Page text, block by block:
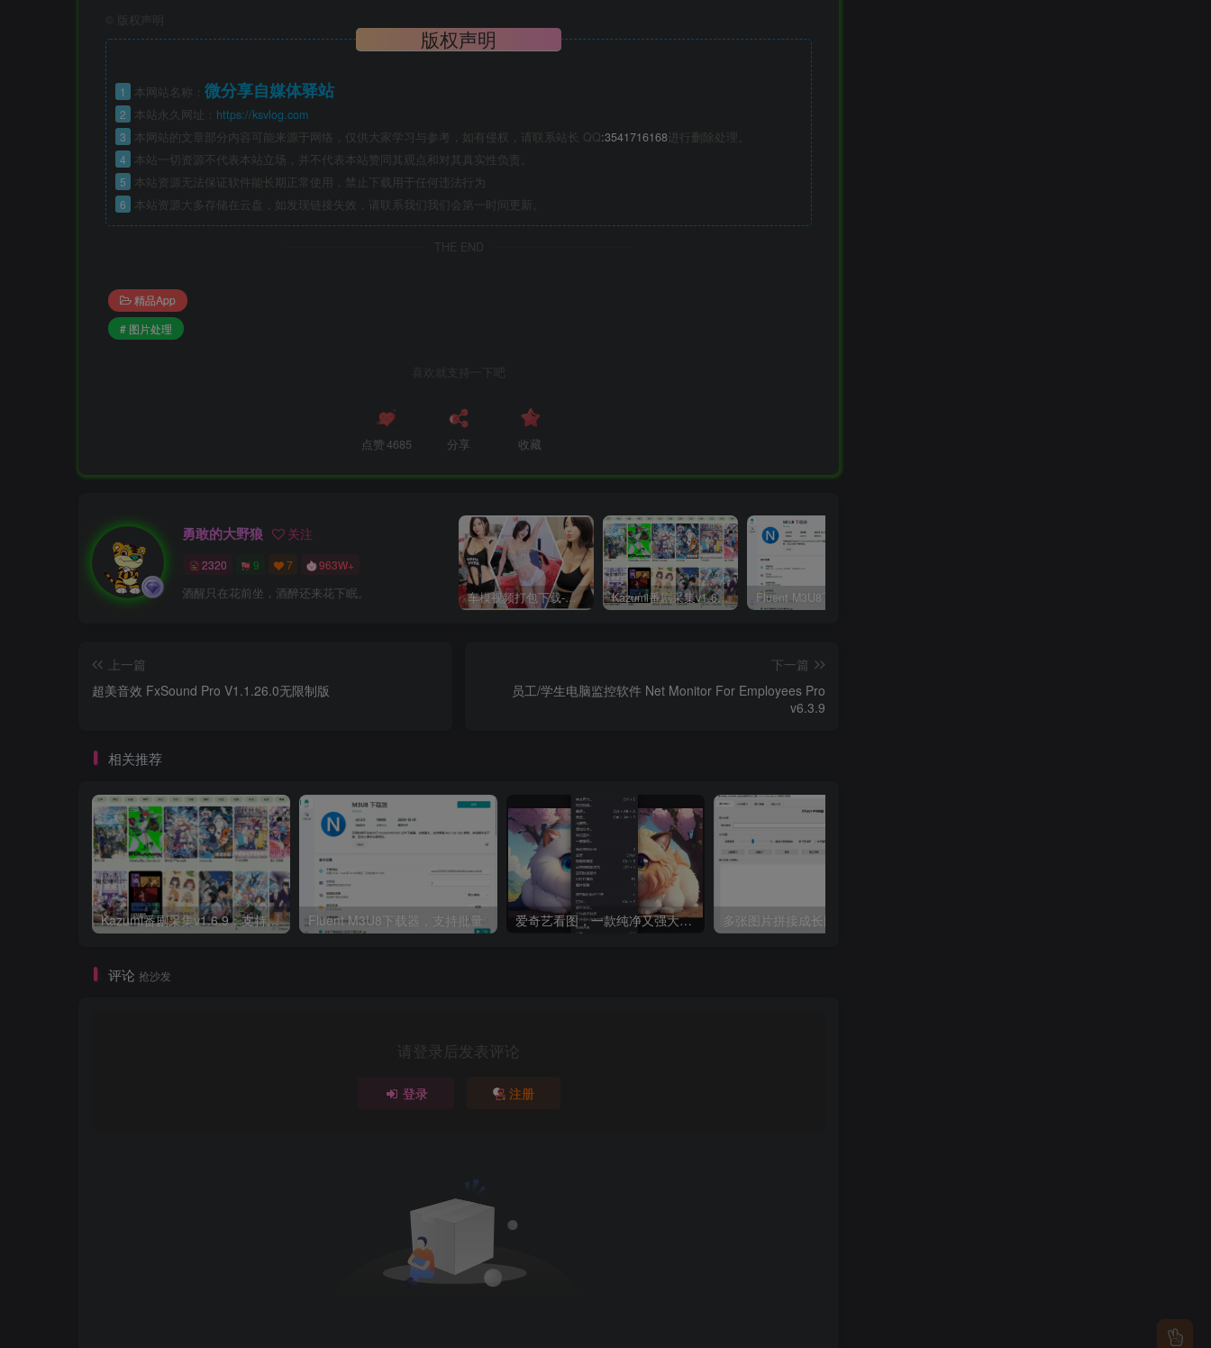
版权声明
版权声明
1 本网站名称： 微分享自媒体驿站
2 本站永久网址： https://ksvlog.com
3 本网站的文章部分内容可能来源于网络，仅供大家学习与参考，如有侵权，请联系站长 QQ:3541716168进行删除处理。
4 本站一切资源不代表本站立场，并不代表本站赞同其观点和对其真实性负责。
5 本站资源无法保证软件能长期正常使用，禁止下载用于任何违法行为
6 本站资源大多存储在云盘，如发现链接失效，请联系我们我们会第一时间更新。
THE END
精品App
# 图片处理
喜欢就支持一下吧
点赞4685 分享 收藏
勇敢的大野狼 关注
2320 9 7 963W+
酒醒只在花前坐，酒醉还来花下眠。 车模视频打包下载-高清无水印版 Kazumi番剧采集v1.6.9：支持自定义规则+在线观看+弹幕，跨平台下载
上一篇
超美音效 FxSound Pro V1.1.26.0无限制版
下一篇
员工/学生电脑监控软件 Net Monitor For Employees Pro
v6.3.9
相关推荐
Kazumi番剧采集v1.6.9：支持自定义规则+在线观看+弹幕，跨平台下载 Fluent M3U8下载器，支持批量 爱奇艺看图，一款纯净又强大的看图工具 多张图片拼接成长图-GIF提取
评论 抢沙发
请登录后发表评论
登录 注册